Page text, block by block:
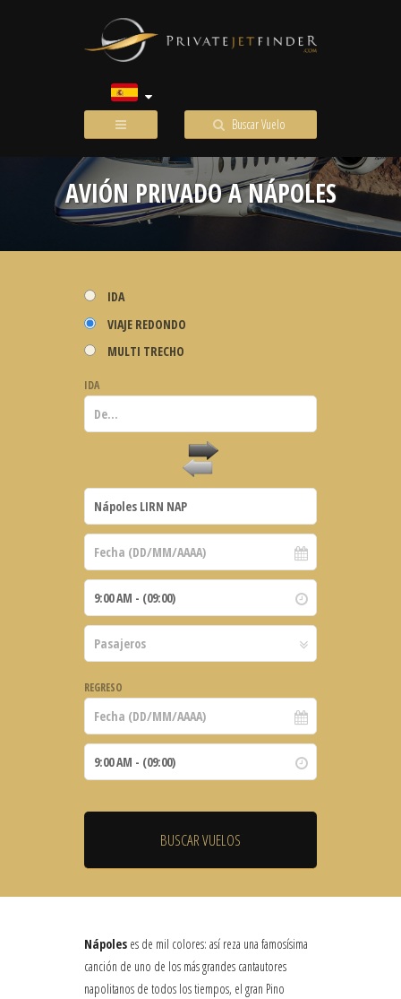
Buscar Vuelo
AVIÓN PRIVADO A NÁPOLES
IDA
VIAJE REDONDO
MULTI TRECHO
IDA
REGRESO
Nápoles es de mil colores: así reza una famosísima
canción de uno de los más grandes cantautores
napolitanos de todos los tiempos, el gran Pino